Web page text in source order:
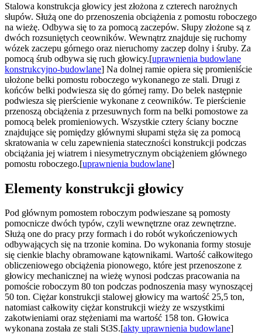
Stalowa konstrukcja głowicy jest złożona z czterech narożnych
słupów. Służą one do przenoszenia obciążenia z pomostu roboczego
na wieżę. Odbywa się to za pomocą zaczepów. Słupy złożone są z
dwóch rozsuniętych ceowników. Wewnątrz znajduje się ruchomy
wózek zaczepu górnego oraz nieruchomy zaczep dolny i śruby. Za
pomocą śrub odbywa się ruch głowicy.[uprawnienia budowlane
konstrukcyjno-budowlane] Na dolnej ramie opiera się promieniście
ułożone belki pomostu roboczego wykonanego ze stali. Drugi z
końców belki podwiesza się do górnej ramy. Do belek następnie
podwiesza się pierścienie wykonane z ceowników. Te pierścienie
przenoszą obciążenia z przesuwnych form na belki pomostowe za
pomocą belek promieniowych. Wszystkie cztery ściany boczne
znajdujące się pomiędzy głównymi słupami stęża się za pomocą
skratowania w celu zapewnienia stateczności konstrukcji podczas
obciążania jej wiatrem i niesymetrycznym obciążeniem głównego
pomostu roboczego.[uprawnienia budowlane]
Elementy konstrukcji głowicy
Pod głównym pomostem roboczym podwieszane są pomosty
pomocnicze dwóch typów, czyli wewnętrzne oraz zewnętrzne.
Służą one do pracy przy formach i do robót wykończeniowych
odbywających się na trzonie komina. Do wykonania formy stosuje
się cienkie blachy obramowane kątownikami. Wartość całkowitego
obliczeniowego obciążenia pionowego, które jest przenoszone z
głowicy mechanicznej na wieżę wynosi podczas pracowania na
pomoście roboczym 80 ton podczas podnoszenia masy wynoszącej
50 ton. Ciężar konstrukcji stalowej głowicy ma wartość 25,5 ton,
natomiast całkowity ciężar konstrukcji wieży ze wszystkimi
zakotwieniami oraz stężeniami ma wartość 158 ton. Głowica
wykonana została ze stali St3S.[akty uprawnienia budowlane]